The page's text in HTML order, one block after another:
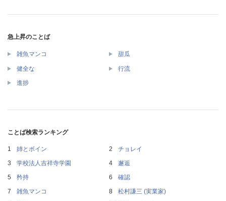
急上昇のことば
雑魚マンコ 甜瓜
健全な 行流
進捗
ことば検索ランキング
姉とボイン
チョレイ
学校法人吉祥寺学園
邂逅
矜持
確認
雑魚マンコ
松村謙三 (実業家)